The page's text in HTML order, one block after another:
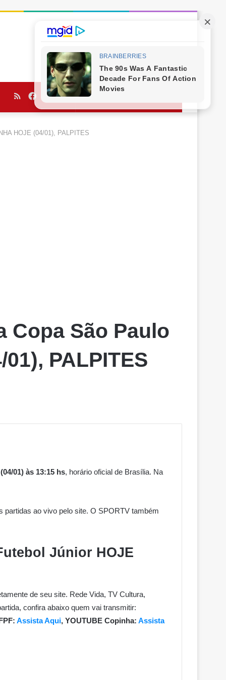
YouTube
Twitter
Facebook
RSS
HOJE (04/01), PALPITES
Copa São Paulo
PALPITES
01) às 13:15 hs, horário oficial de Brasília. Na
partidas ao vivo pelo site. O SPORTV também
Júnior HOJE
de seu site. Rede Vida, TV Cultura,
confira abaixo quem vai transmitir:
Assista Aqui, YOUTUBE Copinha: Assista